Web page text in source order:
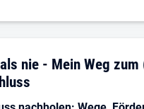
nie - Mein Weg zum